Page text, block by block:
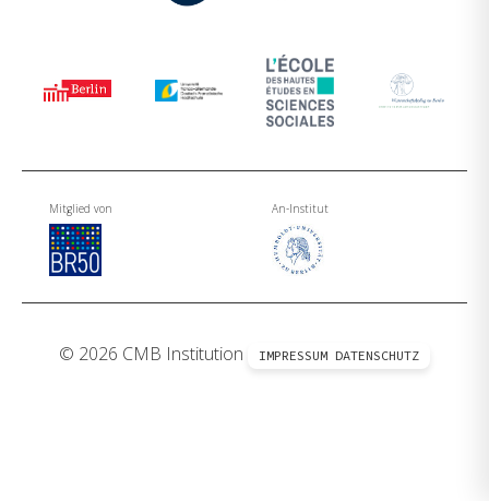
Mitglied von An-Institut
© 2026 CMB Institution IMPRESSUM DATENSCHUTZ